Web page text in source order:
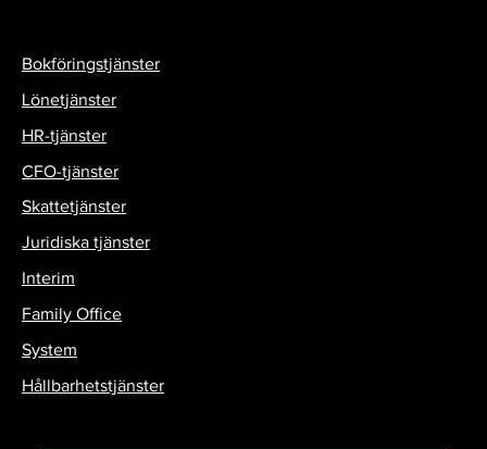
Bokföringstjänster
Lönetjänster
HR-tjänster
CFO-tjänster
Skattetjänster
Juridiska tjänster
Interim
Family Office
System
Hållbarhetstjänster